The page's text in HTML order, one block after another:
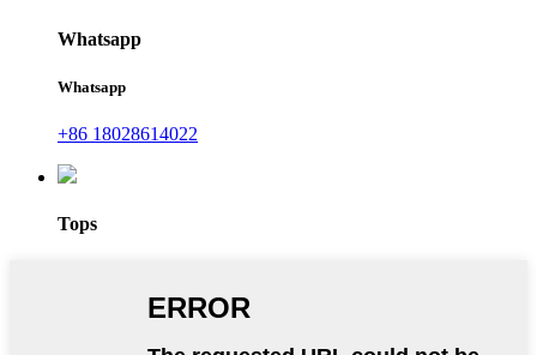
Whatsapp
Whatsapp
+86 18028614022
Tops